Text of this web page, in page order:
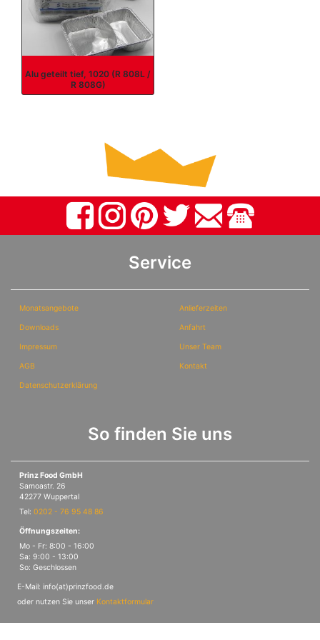
Alu geteilt tief, 1020 (R 808L /
R 808G)
Service
Monatsangebote
Downloads
Impressum
AGB
Datenschutzerklärung
Anlieferzeiten
Anfahrt
Unser Team
Kontakt
So finden Sie uns
Prinz Food GmbH
Samoastr. 26
42277 Wuppertal
Tel: 0202 - 76 95 48 86
Öffnungszeiten:
Mo - Fr: 8:00 - 16:00
Sa: 9:00 - 13:00
So: Geschlossen
E-Mail: info(at)prinzfood.de
oder nutzen Sie unser Kontaktformular